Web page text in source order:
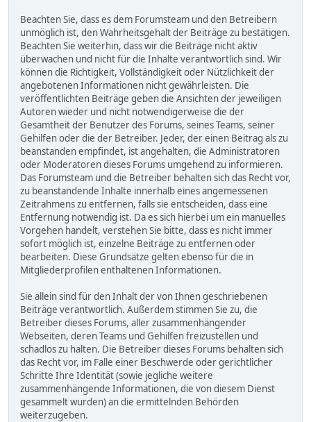
Beachten Sie, dass es dem Forumsteam und den Betreibern
unmöglich ist, den Wahrheitsgehalt der Beiträge zu bestätigen.
Beachten Sie weiterhin, dass wir die Beiträge nicht aktiv
überwachen und nicht für die Inhalte verantwortlich sind. Wir
können die Richtigkeit, Vollständigkeit oder Nützlichkeit der
angebotenen Informationen nicht gewährleisten. Die
veröffentlichten Beiträge geben die Ansichten der jeweiligen
Autoren wieder und nicht notwendigerweise die der
Gesamtheit der Benutzer des Forums, seines Teams, seiner
Gehilfen oder die der Betreiber. Jeder, der einen Beitrag als zu
beanstanden empfindet, ist angehalten, die Administratoren
oder Moderatoren dieses Forums umgehend zu informieren.
Das Forumsteam und die Betreiber behalten sich das Recht vor,
zu beanstandende Inhalte innerhalb eines angemessenen
Zeitrahmens zu entfernen, falls sie entscheiden, dass eine
Entfernung notwendig ist. Da es sich hierbei um ein manuelles
Vorgehen handelt, verstehen Sie bitte, dass es nicht immer
sofort möglich ist, einzelne Beiträge zu entfernen oder
bearbeiten. Diese Grundsätze gelten ebenso für die in
Mitgliederprofilen enthaltenen Informationen.
Sie allein sind für den Inhalt der von Ihnen geschriebenen
Beiträge verantwortlich. Außerdem stimmen Sie zu, die
Betreiber dieses Forums, aller zusammenhängender
Webseiten, deren Teams und Gehilfen freizustellen und
schadlos zu halten. Die Betreiber dieses Forums behalten sich
das Recht vor, im Falle einer Beschwerde oder gerichtlicher
Schritte Ihre Identität (sowie jegliche weitere
zusammenhängende Informationen, die von diesem Dienst
gesammelt wurden) an die ermittelnden Behörden
weiterzugeben.